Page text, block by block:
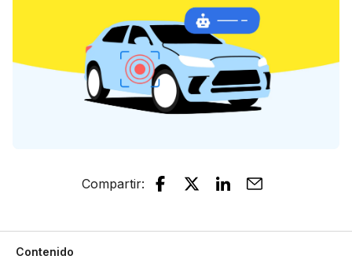
Compartir:
Contenido